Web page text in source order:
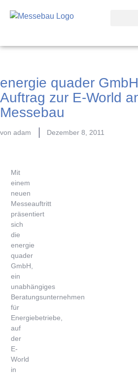
energie quader
Auftrag zur E-World
Messebau
von adam Dezember 8, 2011
Mit
einem
neuen
Messeauftritt
präsentiert
sich
die
energie
quader
GmbH,
ein
unabhängiges
Beratungsunternehmen
für
Energiebetriebe,
auf
der
E-
World
in